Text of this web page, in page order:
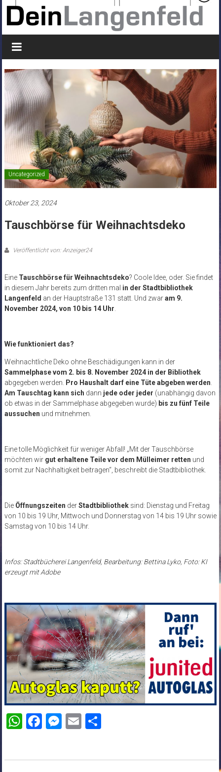
Uncategorized
Oktober 23, 2024
Tauschbörse für Weihnachtsdeko
Veröffentlicht von: Anzeiger24
Eine Tauschbörse für Weihnachtsdeko? Coole Idee, oder. Sie findet
in diesem Jahr bereits zum dritten mal in der Stadtbibliothek
Langenfeld an der Hauptstraße 131 statt. Und zwaram 9.
November 2024, von 10 bis 14 Uhr
Wie funktioniert das?
Weihnachtliche Deko ohne Beschädigungen kann in der
Sammelphase vom 2. bis 8. November 2024 in der Bibliothek
abgegeben werden.
Pro Haushalt darf eine Tüte abgeben werden
Am Tauschtag kann sich dann jede oder jeder (unabhängig davon
ob etwas in der Sammelphase abgegeben wurde) bis zu fünf Teile
aussuchen und mitnehmen.
Eine tolle Möglichkeit für weniger Abfall! „Mit der Tauschbörse
möchten wir gut erhaltene Teile vor dem Mülleimer retten und
somit zur Nachhaltigkeit beitragen“, beschreibt die Stadtbibliothek.
Die Öffnungszeiten derStadtbibliotheksind: Dienstag und Freitag
von 10 bis 19 Uhr, Mittwoch und Donnerstag von 14 bis 19 Uhr sowie
Samstag von 10 bis 14 Uhr.
Infos: Stadtbücherei Langenfeld, Bearbeitung: Bettina Lyko, Foto: KI
erzeugt mit Adobe
WhatsApp
Facebook
Messenger
EmailTeilen